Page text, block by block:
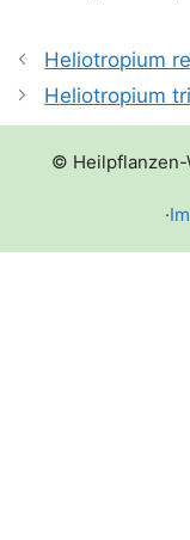
Heliotropium
Heliotropium
© Heilpflanzen-
·